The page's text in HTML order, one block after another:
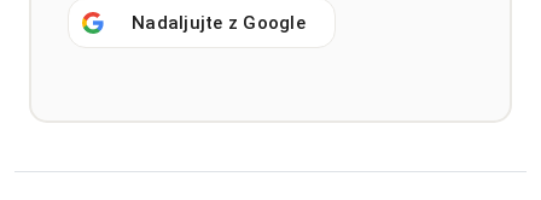
Nadaljujte z Google